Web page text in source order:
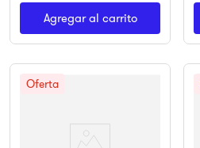
Agregar al carrito